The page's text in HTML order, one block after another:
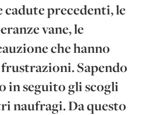
cadute precedenti, le
vane, le
che hanno
Sapendo
in seguito gli scogli
naufragi. Da questo